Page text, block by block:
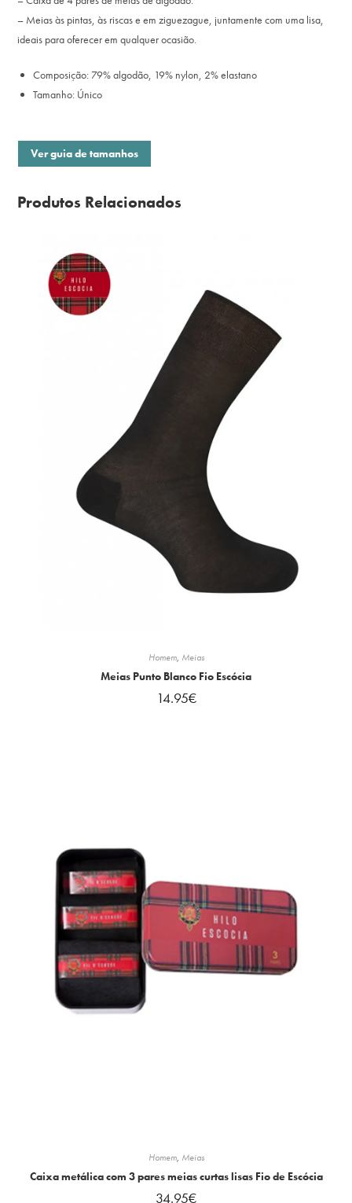
– Meias às pintas, às riscas e em ziguezague, juntamente com uma lisa,
ideais para oferecer em qualquer ocasião.
Composição: 79% algodão, 19% nylon, 2% elastano
Tamanho: Único
Ver guia de tamanhos
Produtos Relacionados
Homem, Meias
Meias Punto Blanco Fio Escócia
14.95€
Homem, Meias
Caixa metálica com 3 pares meias curtas lisas Fio de Escócia
34.95€